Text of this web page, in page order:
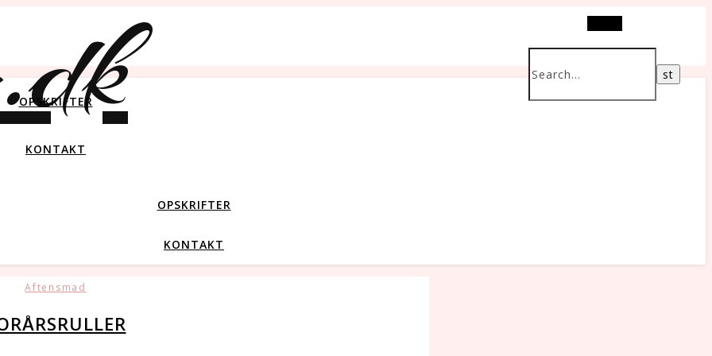
OPSKRIFTER
KONTAKT
OPSKRIFTER
KONTAKT
Aftensmad